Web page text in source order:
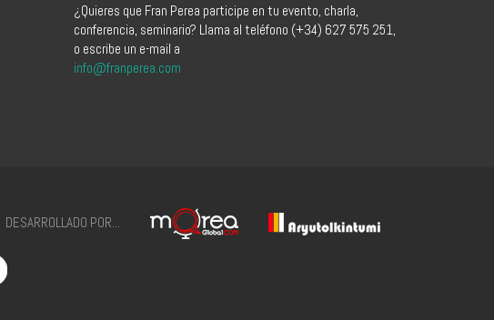
¿Quieres que Fran Perea participe en tu evento, charla,
conferencia, seminario? Llama al teléfono (+34) 627 575 251,
o escribe un e-mail a
info@franperea.com
DESARROLLADO POR...